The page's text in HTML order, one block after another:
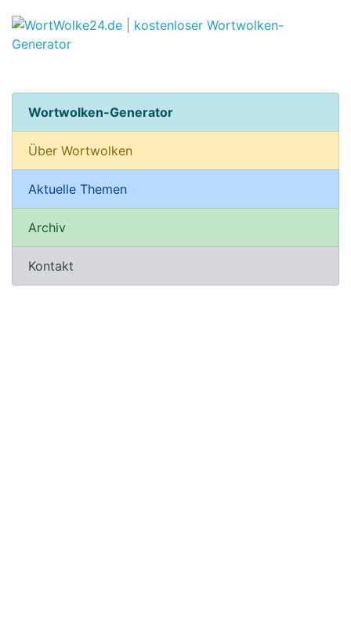
Wortwolken-Generator
Über Wortwolken
Aktuelle Themen
Archiv
Kontakt